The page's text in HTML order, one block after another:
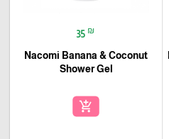
35 ₪
Nacomi Banana & Coconut
Shower Gel
add_shopping_cart